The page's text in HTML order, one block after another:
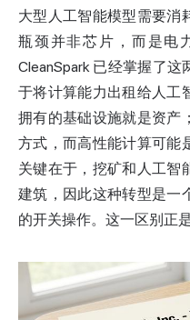
大型人工智能模型需要消
瓶颈并非芯片，而是电
CleanSpark 已经掌握了
于将计算能力出租给人工
拥有的基础设施就是资产
方式，而高性能计算可
关键在于，挖矿和人工智
建筑，因此这种转型是一
的开关操作。这一区别正